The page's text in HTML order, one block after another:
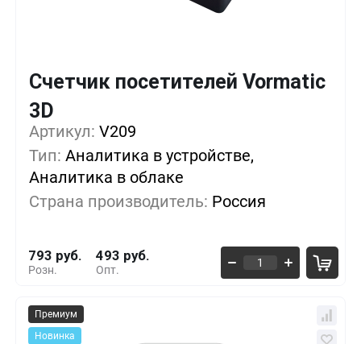
Счетчик посетителей Vormatic
3D
Артикул: V209
Тип: Аналитика в устройстве,
Аналитика в облаке
Страна производитель: Россия
Розн.
793 руб.
Опт.
493 руб.
Кол-во
1+ 0%
5+ -16%
10+ -32%
Премиум
Новинка